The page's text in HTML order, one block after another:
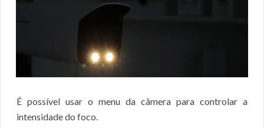
É possível usar o menu da câmera para controlar a
intensidade do foco.